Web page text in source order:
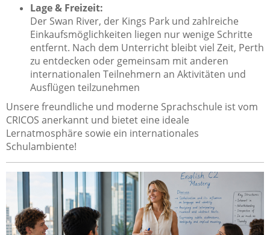
Lage & Freizeit:
Der Swan River, der Kings Park und zahlreiche
Einkaufsmöglichkeiten liegen nur wenige Schritte
entfernt. Nach dem Unterricht bleibt viel Zeit, Perth
zu entdecken oder gemeinsam mit anderen
internationalen Teilnehmern an Aktivitäten und
Ausflügen teilzunehmen
Unsere freundliche und moderne Sprachschule ist vom
CRICOS anerkannt und bietet eine ideale
Lernatmosphäre sowie ein internationales
Schulambiente!